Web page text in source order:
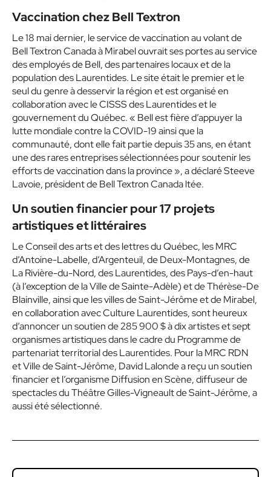
Vaccination chez Bell Textron
Le 18 mai dernier, le service de vaccination au volant de
Bell Textron Canada à Mirabel ouvrait ses portes au service
des employés de Bell, des partenaires locaux et de la
population des Laurentides. Le site était le premier et le
seul du genre à desservir la région et est organisé en
collaboration avec le CISSS des Laurentides et le
gouvernement du Québec. « Bell est fière d’appuyer la
lutte mondiale contre la COVID-19 ainsi que la
communauté, dont elle fait partie depuis 35 ans, en étant
une des rares entreprises sélectionnées pour soutenir les
efforts de vaccination dans la province », a déclaré Steeve
Lavoie, président de Bell Textron Canada ltée.
Un soutien financier pour 17 projets
artistiques et littéraires
Le Conseil des arts et des lettres du Québec, les MRC
d’Antoine-Labelle, d’Argenteuil, de Deux-Montagnes, de
La Rivière-du-Nord, des Laurentides, des Pays-d’en-haut
(à l’exception de la Ville de Sainte-Adèle) et de Thérèse-De
Blainville, ainsi que les villes de Saint-Jérôme et de Mirabel,
en collaboration avec Culture Laurentides, sont heureux
d’annoncer un soutien de 285 900 $ à dix artistes et sept
organismes artistiques dans le cadre du Programme de
partenariat territorial des Laurentides. Pour la MRC RDN
et Ville de Saint-Jérôme, David Lalonde a reçu un soutien
financier et l’organisme Diffusion en Scène, diffuseur de
spectacles du Théâtre Gilles-Vigneault de Saint-Jérôme, a
aussi été sélectionné.